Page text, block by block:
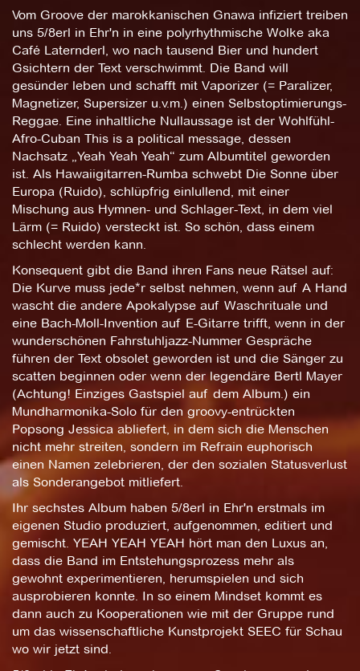
Vom Groove der marokkanischen Gnawa infiziert treiben
uns 5/8erl in Ehr'n in eine polyrhythmische Wolke aka
Café Laternderl, wo nach tausend Bier und hundert
Gsichtern der Text verschwimmt. Die Band will
gesünder leben und schafft mit Vaporizer (= Paralizer,
Magnetizer, Supersizer u.v.m.) einen Selbstoptimierungs-
Reggae. Eine inhaltliche Nullaussage ist der Wohlfühl-
Afro-Cuban This is a political message, dessen
Nachsatz „Yeah Yeah Yeah“ zum Albumtitel geworden
ist. Als Hawaiigitarren-Rumba schwebt Die Sonne über
Europa (Ruido), schlüpfrig einlullend, mit einer
Mischung aus Hymnen- und Schlager-Text, in dem viel
Lärm (= Ruido) versteckt ist. So schön, dass einem
schlecht werden kann.
Konsequent gibt die Band ihren Fans neue Rätsel auf:
Die Kurve muss jede*r selbst nehmen, wenn auf A Hand
wascht die andere Apokalypse auf Waschrituale und
eine Bach-Moll-Invention auf E-Gitarre trifft, wenn in der
wunderschönen Fahrstuhljazz-Nummer Gespräche
führen der Text obsolet geworden ist und die Sänger zu
scatten beginnen oder wenn der legendäre Bertl Mayer
(Achtung! Einziges Gastspiel auf dem Album.) ein
Mundharmonika-Solo für den groovy-entrückten
Popsong Jessica abliefert, in dem sich die Menschen
nicht mehr streiten, sondern im Refrain euphorisch
einen Namen zelebrieren, der den sozialen Statusverlust
als Sonderangebot mitliefert.
Ihr sechstes Album haben 5/8erl in Ehr'n erstmals im
eigenen Studio produziert, aufgenommen, editiert und
gemischt. YEAH YEAH YEAH hört man den Luxus an,
dass die Band im Entstehungsprozess mehr als
gewohnt experimentieren, herumspielen und sich
ausprobieren konnte. In so einem Mindset kommt es
dann auch zu Kooperationen wie mit der Gruppe rund
um das wissenschaftliche Kunstprojekt SEEC für Schau
wo wir jetzt sind.